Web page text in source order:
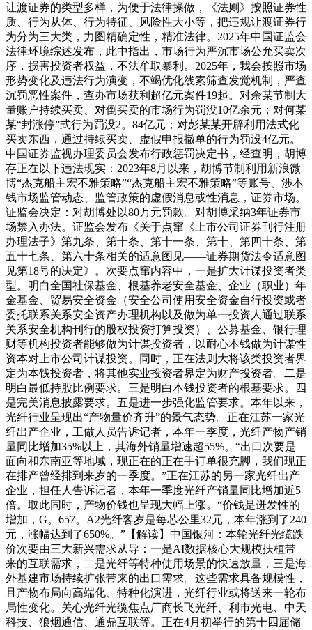
让渡证券的类型多样，为便于法律操做，《法则》按照证券性
质、行为从体、行为特征、风险性大小等，把违规让渡证券行
为分为三大类，力图精确定性，精准法律。2025年中国证监会
法律环境综述发布，此中指出，市场行为严沉市场公允买卖次
序，损害投资者权益，不法牟取暴利。2025年，我会按照市场
形势变化及违法行为演变，不竭优化线索筛查发觉机制，严查
沉罚恶性案件，查办市场获利超亿元案件19起。对余某节制大
量账户持续买卖、对倒买卖的市场行为罚没10亿余元；对何某
某“封涨停”式行为罚没2。84亿元；对彭某某开辟利用法式化
买卖东西，通过持续买卖、虚假申报撤单的行为罚没4亿元。
中国证券监视办理委员会发布行政惩罚决定书，经查明，胡博
存正在以下违法现实：2023年8月以来，胡博节制利用新浪微
博“杰克船主宏不雅策略”“杰克船主宏不雅策略”等账号、涉本
钱市场监管动态、监管政策的虚假消息或性消息，证券市场。
证监会决定：对胡博处以80万元罚款。对胡博采纳3年证券市
场禁入办法。证监会发布《关于点窜《上市公司证券刊行注册
办理法子》第九条、第十条、第十一条、第十、第四十条、第
五十七条、第六十条相关的适意图见——证券期货法令适意图
见第18号的决定》。次要点窜内容中，一是扩大计谋投资者类
型。明白全国社保基金、根基养老安全基金、企业（职业）年
金基金、贸易安全资金（安全公司使用安全资金自行投资或者
委托联系关系安全资产办理机构以及做为单一投资人通过联系
关系安全机构刊行的股权投资打算投资）、公募基金、银行理
财等机构投资者能够做为计谋投资者，以耐心本钱做为计谋性
资本对上市公司计谋投资。同时，正在法则大将该类投资者界
定为本钱投资者，将其他实业投资者界定为财产投资者。二是
明白最低持股比例要求。三是明白本钱投资者的根基要求。四
是完美消息披露要求。五是进一步强化监管要求。本年以来，
光纤行业呈现出“产物量价齐升”的景气态势。正在江苏一家光
纤出产企业，工做人员告诉记者，本年一季度，光纤产物产销
量同比增加35%以上，其海外销量增速超55%。“出口次要是
面向和东南亚等地域，现正在的正在手订单很充脚，我们现正
在排产曾经排到来岁的一季度。”正在江苏的另一家光纤出产
企业，担任人告诉记者，本年一季度光纤产销量同比增加近5
倍。取此同时，产物价钱也呈现大幅上涨。“价钱是迸发性的
增加，G。657。A2光纤客岁是每芯公里32元，本年涨到了240
元，涨幅达到了650%。”【解读】中国银河：本轮光纤光缆跌
价次要由三大新兴需求从导：一是AI数据核心大规模扶植带
来的互联需求，二是光纤等特种使用场景的快速放量，三是海
外基建市场持续扩张带来的出口需求。这些需求具备规模性，
且产物布局向高端化、特种化演进，光纤行业或将送来一轮布
局性变化。关心光纤光缆焦点厂商长飞光纤、利市光电、中天
科技、狼烟通信、通鼎互联等。正在4月初举行的第十四届储